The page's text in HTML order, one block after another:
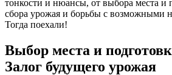
тонкости и нюансы, от выбора места и
сбора урожая и борьбы с возможными
Тогда поехали!
Выбор места и
Залог будущего урожая